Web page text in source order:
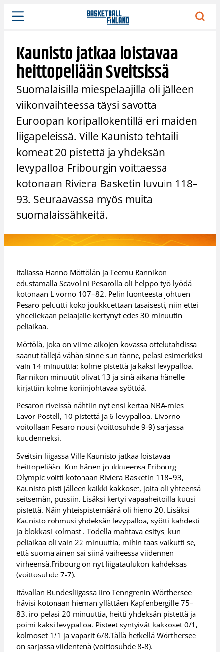
Siirry
sisältöön
Kaunisto jatkaa loistavaa
heittopeliään Sveitsissä
Suomalaisilla miespelaajilla oli jälleen
viikonvaihteessa täysi savotta
Euroopan koripallokentillä eri maiden
liigapeleissä. Ville Kaunisto tehtaili
komeat 20 pistettä ja yhdeksän
levypalloa Fribourgin voittaessa
kotonaan Riviera Basketin luvuin 118–
93. Seuraavassa myös muita
suomalaissähkeitä.
Italiassa Hanno Möttölän ja Teemu Rannikon
edustamalla Scavolini Pesarolla oli helppo työ lyödä
kotonaan Livorno 107–82. Pelin luonteesta johtuen
Pesaro peluutti koko joukkuettaan tasaisesti, niin ettei
yhdellekään pelaajalle kertynyt edes 30 minuutin
peliaikaa.
Möttölä, joka on viime aikojen kovassa ottelutahdissa
saanut tällejä vähän sinne sun tänne, pelasi esimerkiksi
vain 14 minuuttia: kolme pistettä ja kaksi levypalloa.
Rannikon minuutit olivat 13 ja sinä aikana hänelle
kirjattiin kolme koriinjohtavaa syöttöä.
Pesaron riveissä nähtiin nyt ensi kertaa NBA-mies
Lavor Postell, 10 pistettä ja 6 levypalloa. Livorno-
voitollaan Pesaro nousi (voittosuhde 9-9) sarjassa
kuudenneksi.
Sveitsin liigassa Ville Kaunisto jatkaa loistavaa
heittopeliään. Kun hänen joukkueensa Fribourg
Olympic voitti kotonaan Riviera Basketin 118–93,
Kaunisto pisti jälleen kaikki kakkoset, joita oli yhteensä
seitsemän, pussiin. Lisäksi kertyi vapaaheitoilla kuusi
pistettä. Näin yhteispistemäärä oli hieno 20. Lisäksi
Kaunisto rohmusi yhdeksän levypalloa, syötti kahdesti
ja blokkasi kolmasti. Todella mahtava esitys, kun
peliaikaa oli vain 22 minuuttia, mihin taas vaikutti se,
että suomalainen sai siinä vaiheessa viidennen
virheensä.Fribourg on nyt liigataulukon kahdeksas
(voittosuhde 7-7).
Itävallan Bundesliigassa Iiro Tenngrenin Wörthersee
hävisi kotonaan hieman yllättäen Kapfenbergille 75–
83.Iiro pelasi 20 minuuttia, heitti yhdeksän pistettä ja
poimi kaksi levypalloa. Pisteet syntyivät kakkoset 0/1,
kolmoset 1/1 ja vaparit 6/8.Tällä hetkellä Wörthersee
on sarjassa viidentenä (voittosuhde 8-8).